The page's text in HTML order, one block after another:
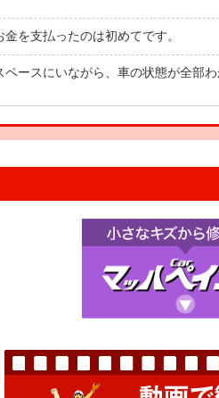
を支払ったのは初めてです。
ースにいながら、車の状態が全部